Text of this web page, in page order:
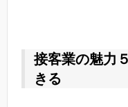
接客業の魅力
きる